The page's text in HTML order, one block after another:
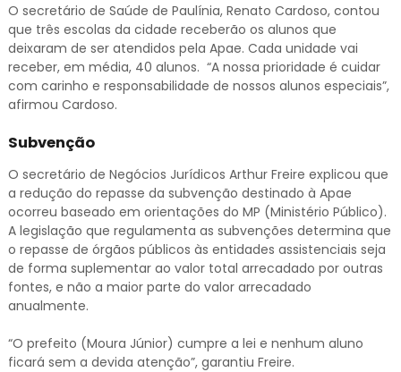
O secretário de Saúde de Paulínia, Renato Cardoso, contou
que três escolas da cidade receberão os alunos que
deixaram de ser atendidos pela Apae. Cada unidade vai
receber, em média, 40 alunos. “A nossa prioridade é cuidar
com carinho e responsabilidade de nossos alunos especiais”,
afirmou Cardoso.
Subvenção
O secretário de Negócios Jurídicos Arthur Freire explicou que
a redução do repasse da subvenção destinado à Apae
ocorreu baseado em orientações do MP (Ministério Público).
A legislação que regulamenta as subvenções determina que
o repasse de órgãos públicos às entidades assistenciais seja
de forma suplementar ao valor total arrecadado por outras
fontes, e não a maior parte do valor arrecadado
anualmente.
“O prefeito (Moura Júnior) cumpre a lei e nenhum aluno
ficará sem a devida atenção”, garantiu Freire.